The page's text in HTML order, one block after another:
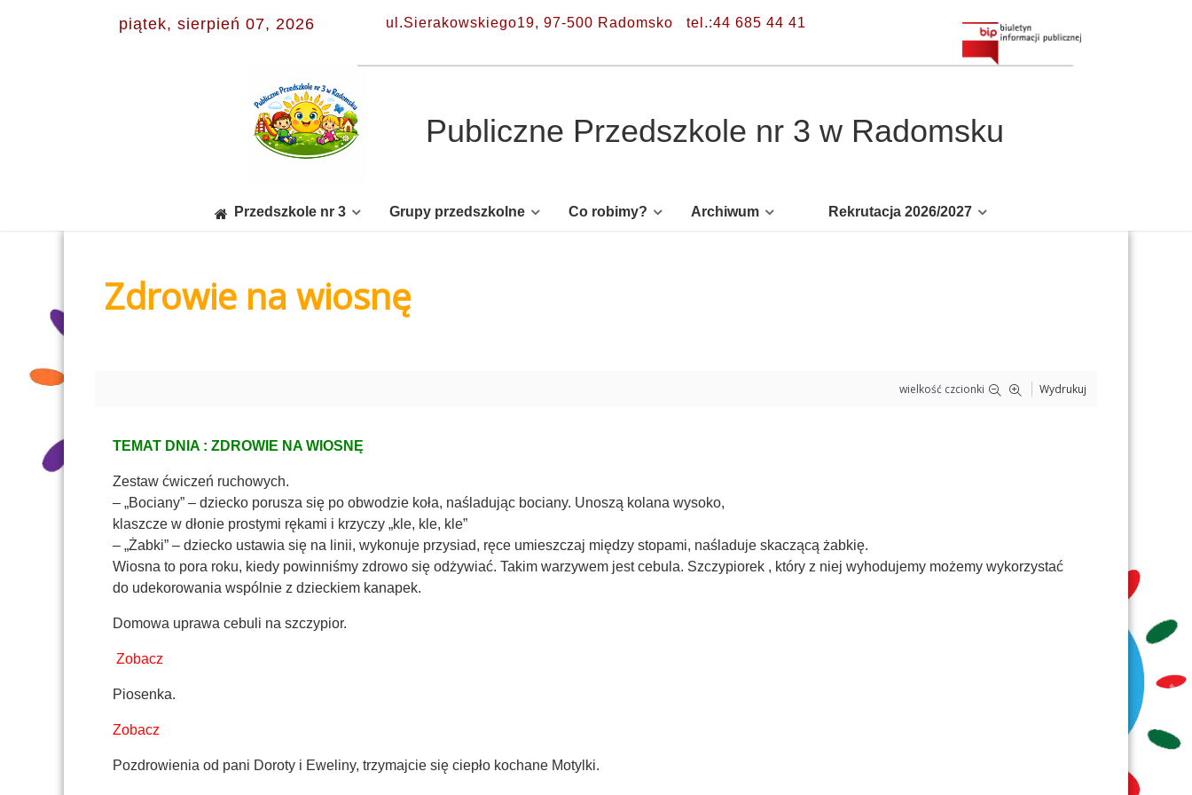
piątek, sierpień 07, 2026 ul.Sierakowskiego19, 97-500 Radomsko tel.:44 685 44 41
Publiczne Przedszkole nr 3 w Radomsku
Przedszkole nr 3 Grupy przedszkolne Co robimy? Archiwum Rekrutacja 2026/2027
Zdrowie na wiosnę
wielkość czcionki Wydrukuj
TEMAT DNIA : ZDROWIE NA WIOSNĘ
Zestaw ćwiczeń ruchowych.
– „Bociany” – dziecko porusza się po obwodzie koła, naśladując bociany. Unoszą kolana wysoko,
klaszcze w dłonie prostymi rękami i krzyczy „kle, kle, kle”
– „Żabki” – dziecko ustawia się na linii, wykonuje przysiad, ręce umieszczaj między stopami, naśladuje skaczącą żabkię.
Wiosna to pora roku, kiedy powinniśmy zdrowo się odżywiać. Takim warzywem jest cebula. Szczypiorek , który z niej wyhodujemy możemy wykorzystać
do udekorowania wspólnie z dzieckiem kanapek.
Domowa uprawa cebuli na szczypior.
Zobacz
Piosenka.
Zobacz
Pozdrowienia od pani Doroty i Eweliny, trzymajcie się ciepło kochane Motylki.